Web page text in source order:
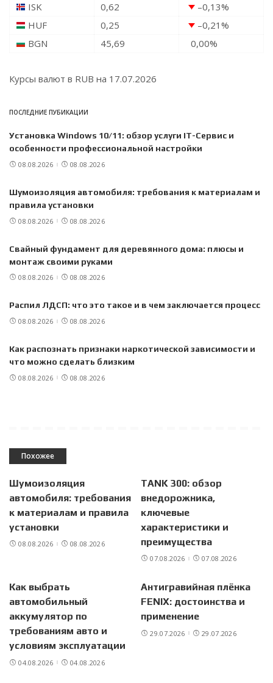
ISK
0,62 –0,13%
HUF
0,25 –0,21%
BGN
45,69 0,00%
Курсы валют в RUB на 17.07.2026
ПОСЛЕДНИЕ ПУБИКАЦИИ
Установка Windows 10/11: обзор услуги IT-Сервис и
особенности профессиональной настройки
08.08.2026 08.08.2026
Шумоизоляция автомобиля: требования к материалам и
правила установки
08.08.2026 08.08.2026
Свайный фундамент для деревянного дома: плюсы и
монтаж своими руками
08.08.2026 08.08.2026
Распил ЛДСП: что это такое и в чем заключается процесс
08.08.2026 08.08.2026
Как распознать признаки наркотической зависимости и
что можно сделать близким
08.08.2026 08.08.2026
Похожее
Шумоизоляция
автомобиля: требования
к материалам и правила
установки
08.08.2026 08.08.2026
TANK 300: обзор
внедорожника,
ключевые
характеристики и
преимущества
07.08.2026 07.08.2026
Как выбрать
автомобильный
аккумулятор по
требованиям авто и
условиям эксплуатации
04.08.2026 04.08.2026
Антигравийная плёнка
FENIX: достоинства и
применение
29.07.2026 29.07.2026